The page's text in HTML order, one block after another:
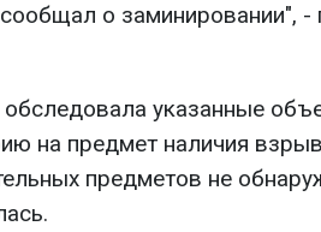
о заминировании", -
указанные
на предмет наличия
предметов не